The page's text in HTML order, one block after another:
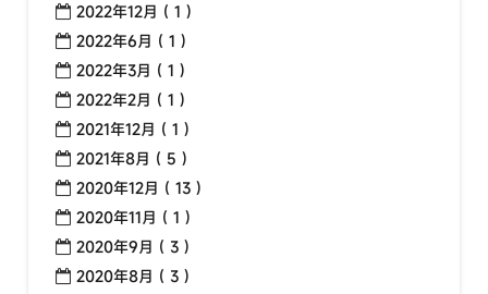
2022年12月 ( 1 )
2022年6月 ( 1 )
2022年3月 ( 1 )
2022年2月 ( 1 )
2021年12月 ( 1 )
2021年8月 ( 5 )
2020年12月 ( 13 )
2020年11月 ( 1 )
2020年9月 ( 3 )
2020年8月 ( 3 )